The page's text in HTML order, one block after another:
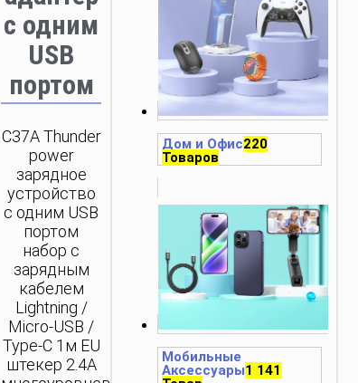
с одним
USB
портом
C37A Thunder
power
зарядное
устройство
с одним USB
портом
набор с
зарядным
кабелем
Lightning /
Micro-USB /
Type-C 1м EU
штекер 2.4А
Дом и Офис220
Товаров
Мобильные
Аксессуары1 141